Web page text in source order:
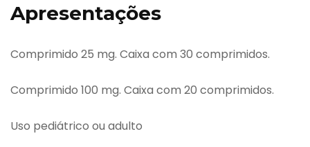
Apresentações
Comprimido 25 mg. Caixa com 30 comprimidos.
Comprimido 100 mg. Caixa com 20 comprimidos.
Uso pediátrico ou adulto